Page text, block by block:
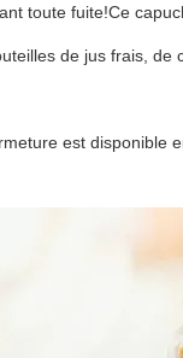
toute fuite!Ce
de jus frais, de
est disponible